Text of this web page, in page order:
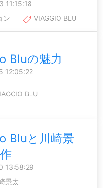
11:15:18
ン VIAGGIO BLU
Bluの魅力
12:05:22
BLU
Bluと川崎景
13:58:29
景太